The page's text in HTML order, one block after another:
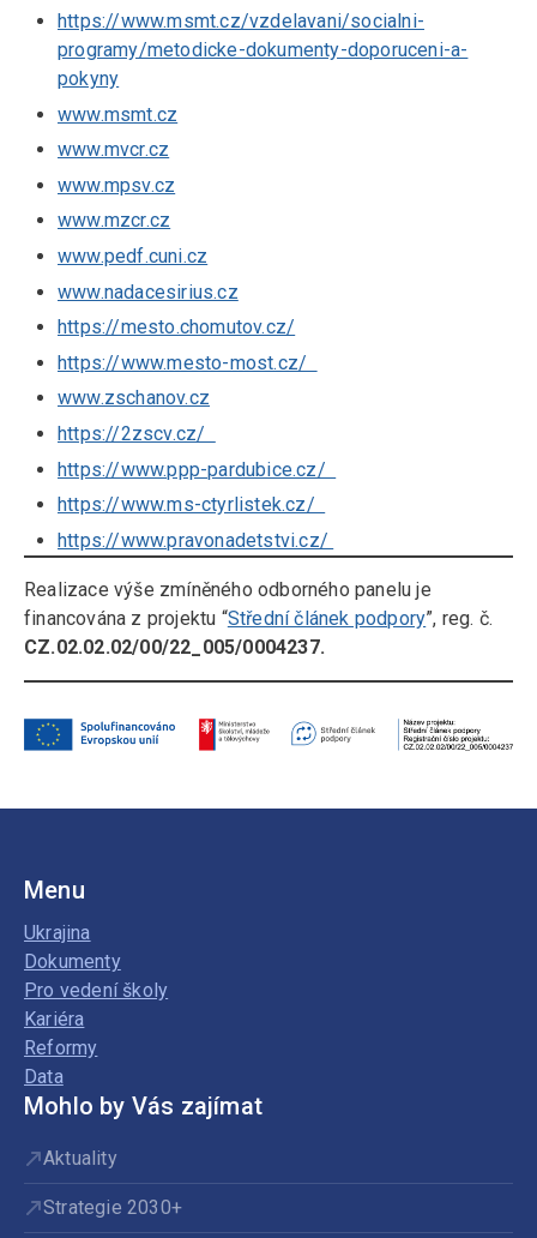
https://www.msmt.cz/vzdelavani/socialni-
programy/metodicke-dokumenty-doporuceni-a-
pokyny
www.msmt.cz
www.mvcr.cz
www.mpsv.cz
www.mzcr.cz
www.pedf.cuni.cz
www.nadacesirius.cz
https://mesto.chomutov.cz/
https://www.mesto-most.cz/
www.zschanov.cz
https://2zscv.cz/
https://www.ppp-pardubice.cz/
https://www.ms-ctyrlistek.cz/
https://www.pravonadetstvi.cz/
Realizace výše zmíněného odborného panelu je
financována z projektu “Střední článek podpory”, reg. č.
CZ.02.02.02/00/22_005/0004237.
Menu
Ukrajina
Dokumenty
Pro vedení školy
Kariéra
Reformy
Data
Mohlo by Vás zajímat
Aktuality
Strategie 2030+